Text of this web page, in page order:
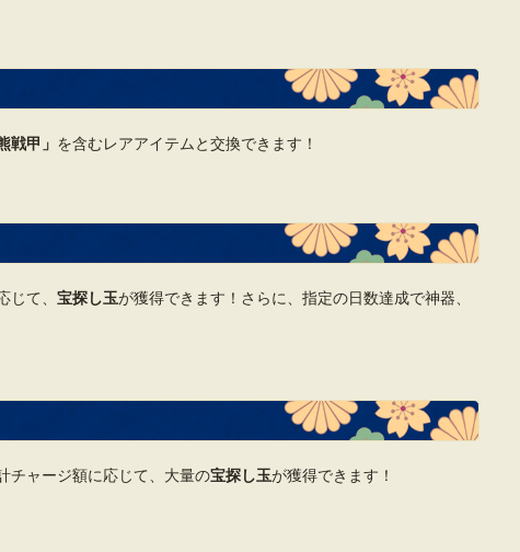
戦甲」 を含むレアアイテムと交換できます！
て、 宝探し玉が獲得できます！さらに、指定の日数達成で神器、
チャージ額に応じて、大量の宝探し玉が獲得できます！